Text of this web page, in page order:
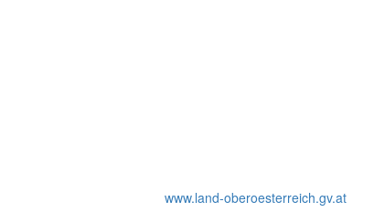
www.land-oberoesterreich.gv.at